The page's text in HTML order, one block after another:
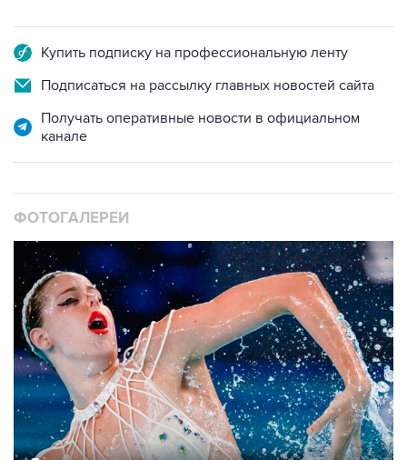
Купить подписку на профессиональную ленту
Подписаться на рассылку главных новостей сайта
Получать оперативные новости в официальном
канале
ФОТОГАЛЕРЕИ